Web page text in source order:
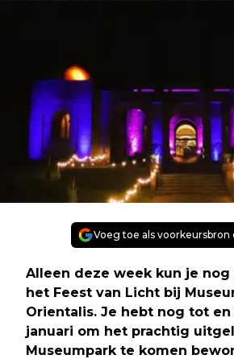
Voeg toe als voorkeursbron
Alleen deze week kun je
het Feest van Licht bij
Orientalis. Je hebt nog tot
januari om het prachtig
Museumpark te komen